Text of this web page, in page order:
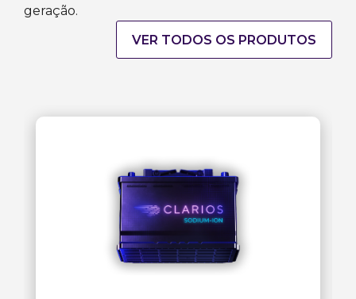
geração.
VER TODOS OS PRODUTOS